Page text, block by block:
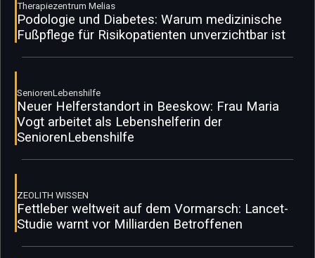
Therapiezentrum Melias
Podologie und Diabetes: Warum medizinische
Fußpflege für Risikopatienten unverzichtbar ist
SeniorenLebenshilfe
Neuer Helferstandort in Beeskow: Frau Maria
Vogt arbeitet als Lebenshelferin der
SeniorenLebenshilfe
ZEOLITH WISSEN
Fettleber weltweit auf dem Vormarsch: Lancet-
Studie warnt vor Milliarden Betroffenen